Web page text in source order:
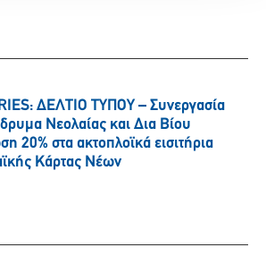
ΔΕΛΤΙΟ ΤΥΠΟΥ – Συνεργασία
Νεολαίας και Δια Βίου
20% στα ακτοπλοϊκά εισιτήρια
Κάρτας Νέων